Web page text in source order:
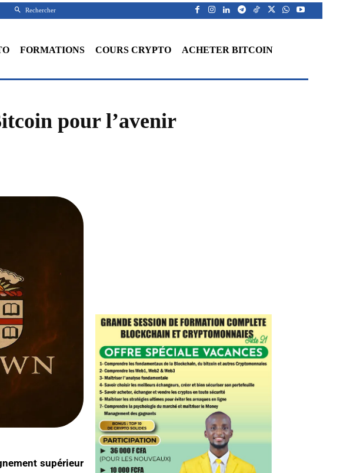
Rechercher
FORMATIONS COURS CRYPTO ACHETER BITCOIN
pour l’avenir
supérieur